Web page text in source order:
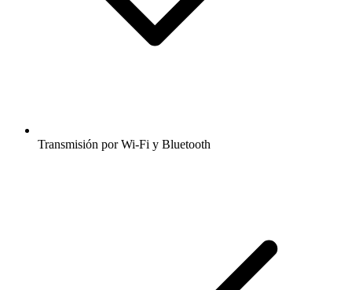
Transmisión por Wi-Fi y Bluetooth